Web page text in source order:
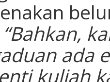
“Bahkan,
ada
kuliah